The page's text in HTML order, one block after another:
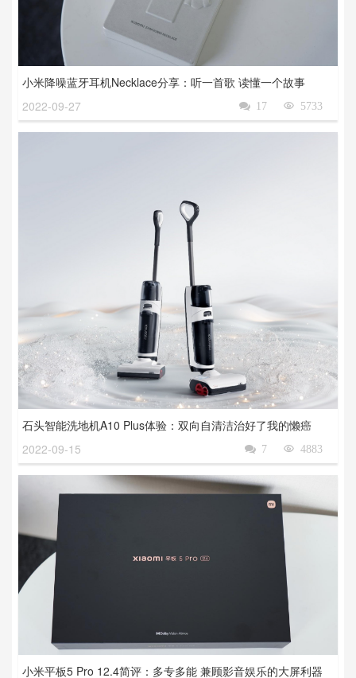
小米降噪蓝牙耳机Necklace分享：听一首歌 读懂一个故事
2022-09-27
5733

17

石头智能洗地机A10 Plus体验：双向自清洁治好了我的懒癌
2022-09-15
4883

7

小米平板5 Pro 12.4简评：多专多能 兼顾影音娱乐的大屏利器